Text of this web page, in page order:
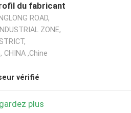
du fabricant
ROAD,
ZONE,
CHINA ,Chine
vérifié
plus